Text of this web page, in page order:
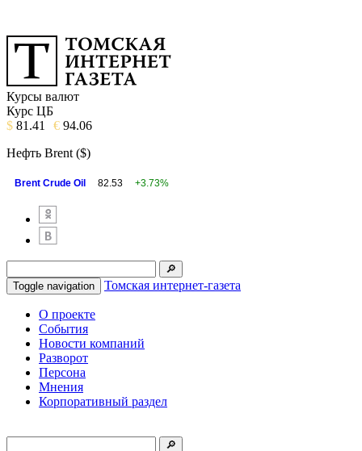
Курсы валют
Курс ЦБ
$ 81.41 € 94.06
Нефть Brent ($)
Brent Crude Oil 82.53 +3.73%
Toggle navigation Томская интернет-газета
О проекте
События
Новости компаний
Разворот
Персона
Мнения
Корпоративный раздел